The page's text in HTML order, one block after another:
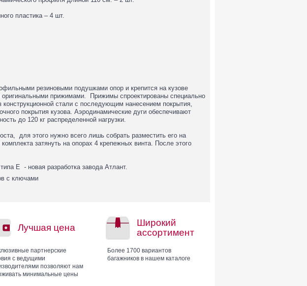
пластика – 4 шт.
резиновыми подушками опор и крепится на кузове
прижимами. Прижимы спроектированы специально
стали с последующим нанесением покрытия,
покрытия кузова. Аэродинамические дуги обеспечивают
до 120 кг распределенной нагрузки.
для этого нужно всего лишь собрать разместить его на
затянуть на опорах 4 крепежных винта. После этого
Е - новая разработка завода Атлант.
с ключами
Лучшая цена
партнерские
с ведущими
позволяют нам
минимальные цены
Широкий
ассортимент
Более 1700 вариантов
багажников в нашем каталоге